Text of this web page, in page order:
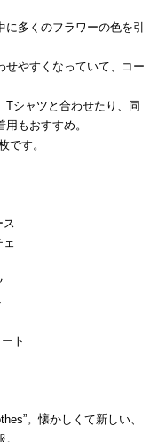
多くのフラワーの色を引
せやすくなっていて、コー
Tシャツと合わせたり、同
もおすすめ。
です。
ス
ェ
ト
。懐かしくて新しい、